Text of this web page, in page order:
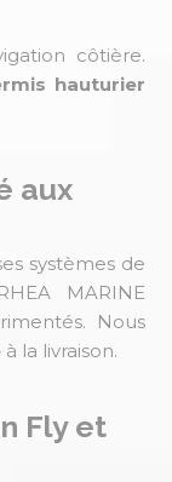
côtière.
hauturier
aux
systèmes de
MARINE
Nous
à la livraison.
Fly et